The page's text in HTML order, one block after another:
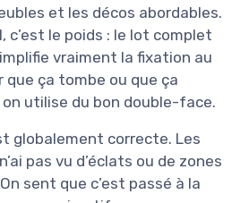
et les décos abordables.
c’est le poids : le lot complet
vraiment la fixation au
que ça tombe ou que ça
utilise du bon double-face.
globalement correcte. Les
pas vu d’éclats ou de zones
sent que c’est passé à la